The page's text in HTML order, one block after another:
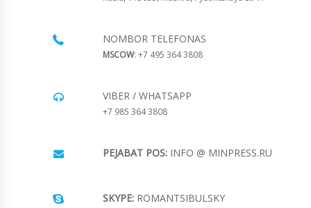
NOMBOR TELEFONAS
MSCOW: +7 495 364 3808
VIBER / WHATSAPP
+7 985 364 3808
PEJABAT POS: INFO @ MINPRESS.RU
SKYPE: ROMANTSIBULSKY